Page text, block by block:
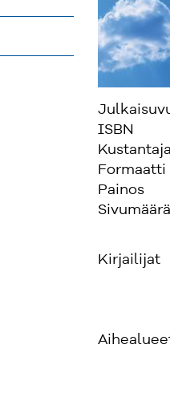
ISBN
Kustantaja
Formaatti
Painos
Sivumäärä
Kirjailijat